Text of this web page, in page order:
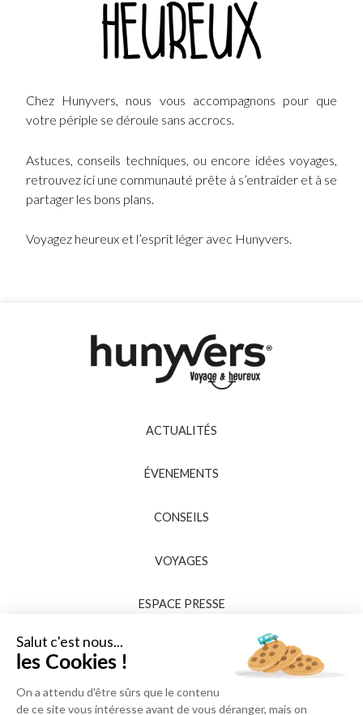
Chez Hunyvers, nous vous accompagnons pour que
votre périple se déroule sans accrocs.
Astuces, conseils techniques, ou encore idées voyages,
retrouvez ici une communauté prête à s’entraider et à se
partager les bons plans.
Voyagez heureux et l’esprit léger avec Hunyvers.
ACTUALITÉS
ÉVENEMENTS
CONSEILS
VOYAGES
ESPACE PRESSE
Salut c'est nous...
les Cookies !
On a attendu d'être sûrs que le contenu
de ce site vous intéresse avant de vous déranger, mais on